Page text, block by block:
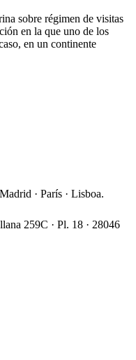
sobre régimen de visitas
en la que uno de los
en un continente
· París · Lisboa.
259C · Pl. 18 · 28046